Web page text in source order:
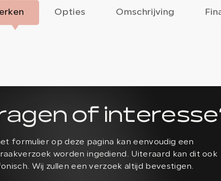
Opties Omschrijving
of
formulier op deze pagina kan eenvoudig een
worden ingediend. Uiteraard kan dit ook
Wij zullen een verzoek altijd bevestigen.